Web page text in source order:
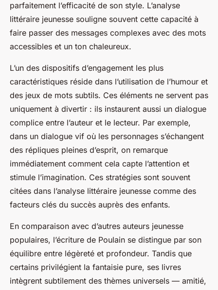
parfaitement l’efficacité de son style. L’analyse
littéraire jeunesse souligne souvent cette capacité à
faire passer des messages complexes avec des mots
accessibles et un ton chaleureux.
L’un des dispositifs d’engagement les plus
caractéristiques réside dans l’utilisation de l’humour et
des jeux de mots subtils. Ces éléments ne servent pas
uniquement à divertir : ils instaurent aussi un dialogue
complice entre l’auteur et le lecteur. Par exemple,
dans un dialogue vif où les personnages s’échangent
des répliques pleines d’esprit, on remarque
immédiatement comment cela capte l’attention et
stimule l’imagination. Ces stratégies sont souvent
citées dans l’analyse littéraire jeunesse comme des
facteurs clés du succès auprès des enfants.
En comparaison avec d’autres auteurs jeunesse
populaires, l’écriture de Poulain se distingue par son
équilibre entre légèreté et profondeur. Tandis que
certains privilégient la fantaisie pure, ses livres
intègrent subtilement des thèmes universels — amitié,